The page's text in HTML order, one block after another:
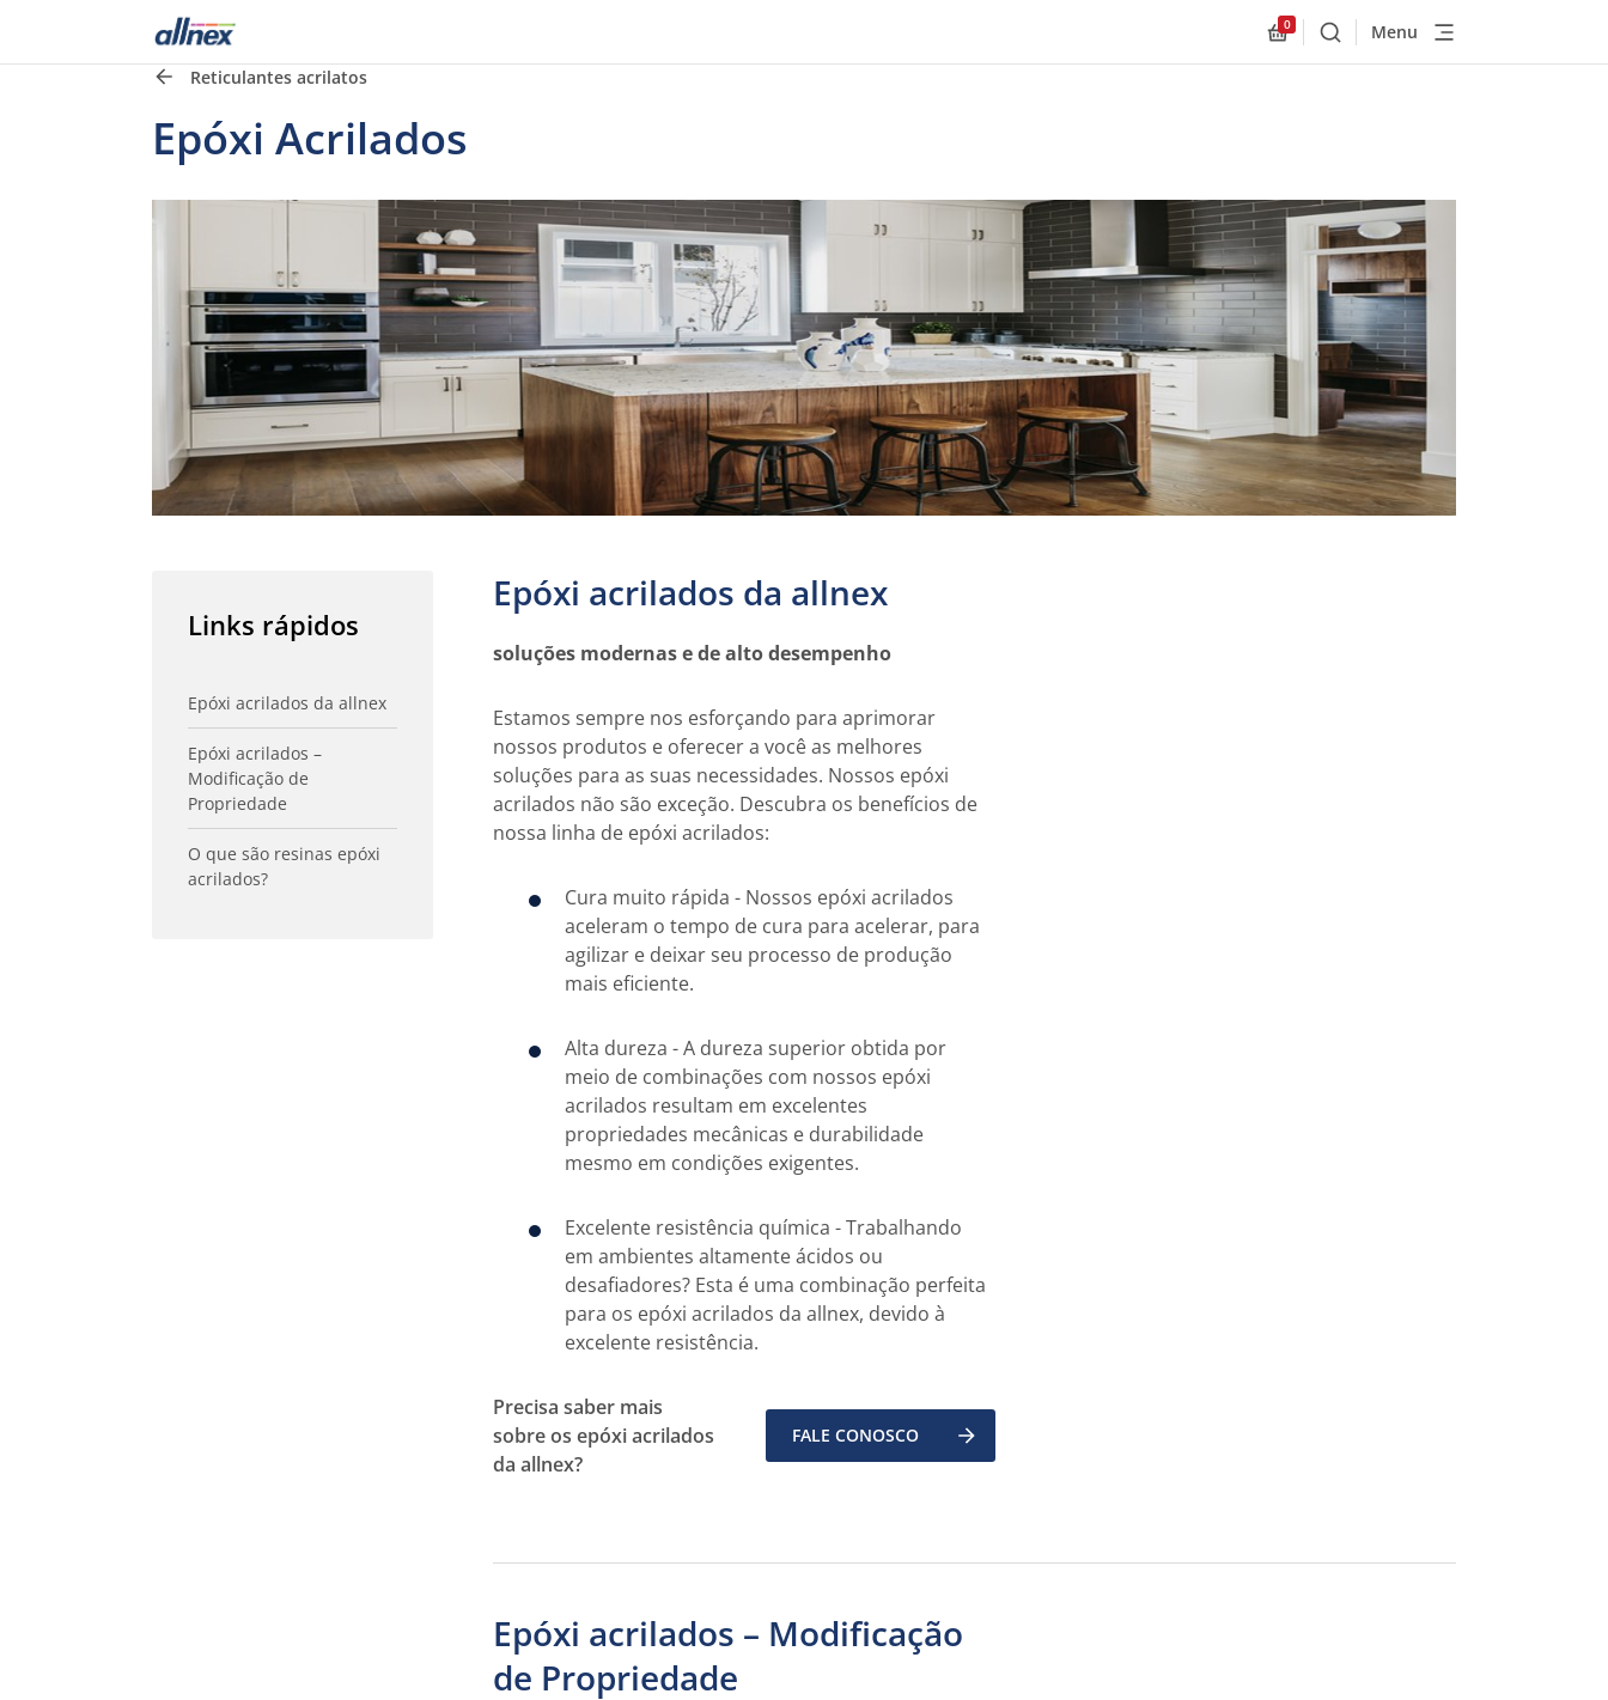
Allnex.GeneralResources.Cart
0
BuscarMenu
Reticulantes acrilatos
Epóxi Acrilados
Links rápidos
Epóxi acrilados da allnex
Epóxi acrilados –
Modificação de
Propriedade
O que são resinas epóxi
acrilados?
Epóxi acrilados da allnex
soluções modernas e de alto desempenho
Estamos sempre nos esforçando para aprimorar
nossos produtos e oferecer a você as melhores
soluções para as suas necessidades. Nossos epóxi
acrilados não são exceção. Descubra os benefícios de
nossa linha de epóxi acrilados:
Cura muito rápida - Nossos epóxi acrilados
aceleram o tempo de cura para acelerar, para
agilizar e deixar seu processo de produção
mais eficiente.
Alta dureza - A dureza superior obtida por
meio de combinações com nossos epóxi
acrilados resultam em excelentes
propriedades mecânicas e durabilidade
mesmo em condições exigentes.
Excelente resistência química - Trabalhando
em ambientes altamente ácidos ou
desafiadores? Esta é uma combinação perfeita
para os epóxi acrilados da allnex, devido à
excelente resistência.
Precisa saber mais
sobre os epóxi acrilados
da allnex?
FALE CONOSCO
Epóxi acrilados – Modificação
de Propriedade